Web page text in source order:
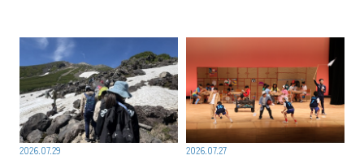
2026.07.29 2026.07.27